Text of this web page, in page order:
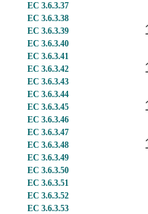
EC 3.6.3.37
EC 3.6.3.38
EC 3.6.3.39
EC 3.6.3.40
EC 3.6.3.41
EC 3.6.3.42
EC 3.6.3.43
EC 3.6.3.44
EC 3.6.3.45
EC 3.6.3.46
EC 3.6.3.47
EC 3.6.3.48
EC 3.6.3.49
EC 3.6.3.50
EC 3.6.3.51
EC 3.6.3.52
EC 3.6.3.53